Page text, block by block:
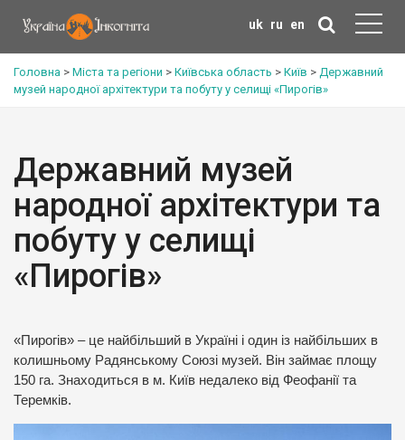
uk ru en
Головна > Міста та регіони > Київська область > Київ > Державний
музей народної архітектури та побуту у селищі «Пирогів»
Державний музей
народної архітектури та
побуту у селищі
«Пирогів»
«Пирогів» – це найбільший в Україні і один із найбільших в
колишньому Радянському Союзі музей. Він займає площу
150 га. Знаходиться в м. Київ недалеко від Феофанії та
Теремків.